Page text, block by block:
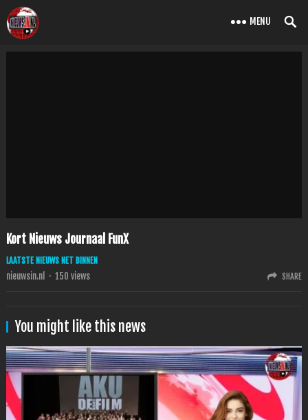
MENU
Kort Nieuws Journaal FunX
LAATSTE NIEUWS NET BINNEN
nieuwsin.nl · 150 views SHARE
You might like this news